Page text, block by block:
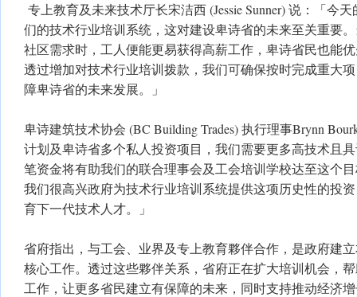
专上教育及未来技术厅长宋洁西 (Jessie Sunner) 说：「今
们的技术行业培训系统，这对建设卑诗省的未来至关重要
社区需求时，工人便能更易获得高薪工作，卑诗省民也能
透过增加对技术行业培训拨款，我们可确保按时完成重大
障卑诗省的未来发展。」
卑诗建筑技术协会 (BC Building Trades) 执行理事Brynn
计划及卑诗省多个私人投资项目，我们需要更多高技术且
笔资金将有助我们的联合理事会及工会培训学校达至这个
我们很高兴政府为技术行业培训系统提供这项历史性的投
育下一代技术人才。」
省府指出，与工会、业界及专上教育夥伴合作，是政府建
核心工作。透过这些夥伴关系，省府正在扩大培训机会，
工作，让更多省民建立有保障的未来，同时支持推动经济